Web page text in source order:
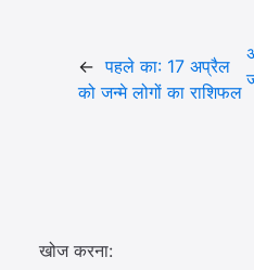
← पहले का: 17 अप्रैल
को जन्मे लोगों का राशिफल
खोज करना: